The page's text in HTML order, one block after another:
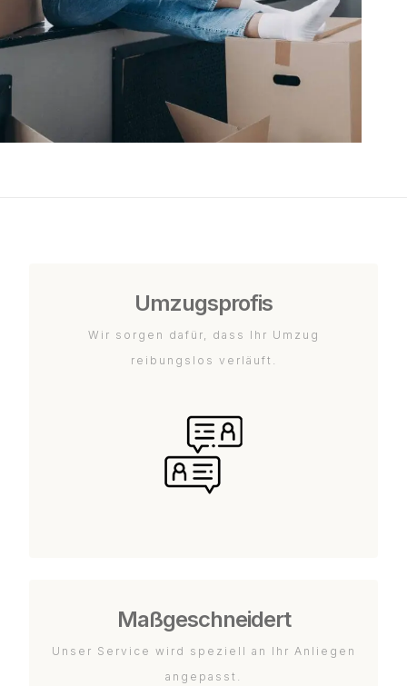
Umzugsprofis
Wir sorgen dafür, dass Ihr Umzug
reibungslos verläuft.
Maßgeschneidert
Unser Service wird speziell an Ihr Anliegen
angepasst.